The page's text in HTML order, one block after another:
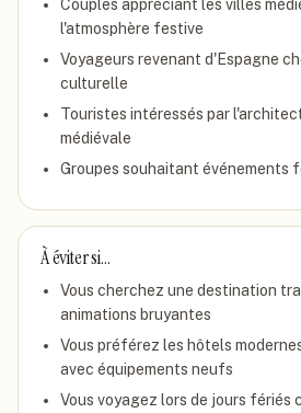
Couples appréciant les villes
l'atmosphère festive
Voyageurs revenant d'Espagne
culturelle
Touristes intéressés par
médiévale
Groupes souhaitant événements
À éviter si…
Vous cherchez une destination
animations bruyantes
Vous préférez les hôtels
avec équipements neufs
Vous voyagez lors de jours fériés